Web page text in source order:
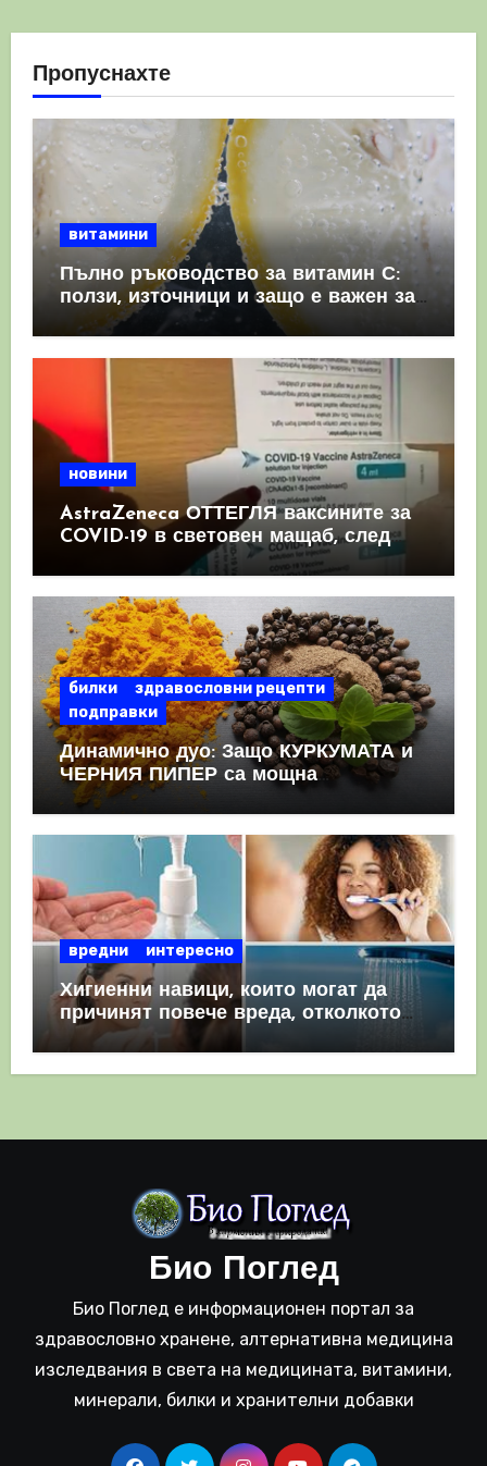
Пропуснахте
витамини
Пълно ръководство за витамин С:
ползи, източници и защо е важен за
имунната система
новини
AstraZeneca ОТТЕГЛЯ ваксините за
COVID-19 в световен мащаб, след
като призна, че те причиняват
КРЪВНИ съсиреци
билки
здравословни рецепти
подправки
Динамично дуо: Защо КУРКУМАТА и
ЧЕРНИЯ ПИПЕР са мощна
комбинация
вредни интересно
Хигиенни навици, които могат да
причинят повече вреда, отколкото
полза
Био Поглед
Био Поглед е информационен портал за
здравословно хранене, алтернативна медицина
изследвания в света на медицината, витамини,
минерали, билки и хранителни добавки